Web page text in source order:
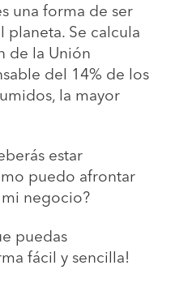
una forma de ser
planeta. Se calcula
de la Unión
del 14% de los
la mayor
estar
puedo afrontar
negocio?
puedas
fácil y sencilla!